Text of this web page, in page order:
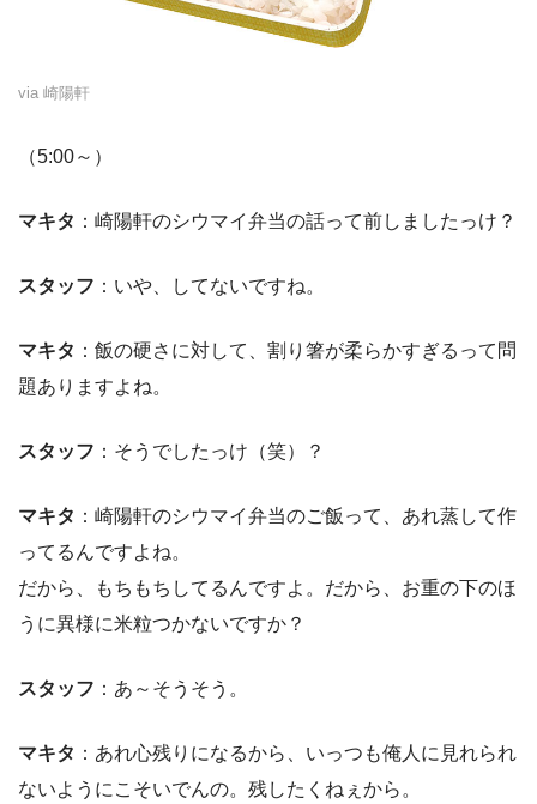
via 崎陽軒
（5:00～）
マキタ ：崎陽軒のシウマイ弁当の話って前しましたっけ？
スタッフ ：いや、してないですね。
マキタ ：飯の硬さに対して、割り箸が柔らかすぎるって問
題ありますよね。
スタッフ ：そうでしたっけ（笑）？
マキタ ：崎陽軒のシウマイ弁当のご飯って、あれ蒸して作
ってるんですよね。
だから、もちもちしてるんですよ。だから、お重の下のほ
うに異様に米粒つかないですか？
スタッフ ：あ～そうそう。
マキタ ：あれ心残りになるから、いっつも俺人に見れられ
ないようにこそいでんの。残したくねぇから。